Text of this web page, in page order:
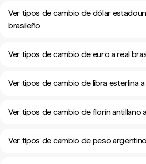
Ver tipos de cambio de dólar
brasileño
Ver tipos de cambio de euro a real
Ver tipos de cambio de libra esterlina
Ver tipos de cambio de florín antillano
Ver tipos de cambio de peso